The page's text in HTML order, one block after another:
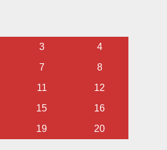
3
4
7
8
11
12
15
16
19 20